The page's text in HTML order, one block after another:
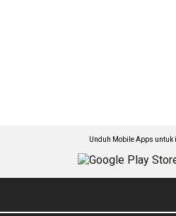
Unduh Mobile Apps untuk